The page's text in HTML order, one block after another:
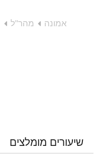
אמונה
מהר"ל
שיעורים מומלצים